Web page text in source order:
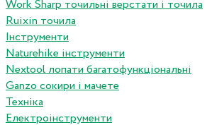
Work Sharp точильні верстати і точила
Ruixin точила
Інструменти
Naturehike інструменти
Nextool лопати багатофункціональні
Ganzo сокири і мачете
Техніка
Електроінструменти